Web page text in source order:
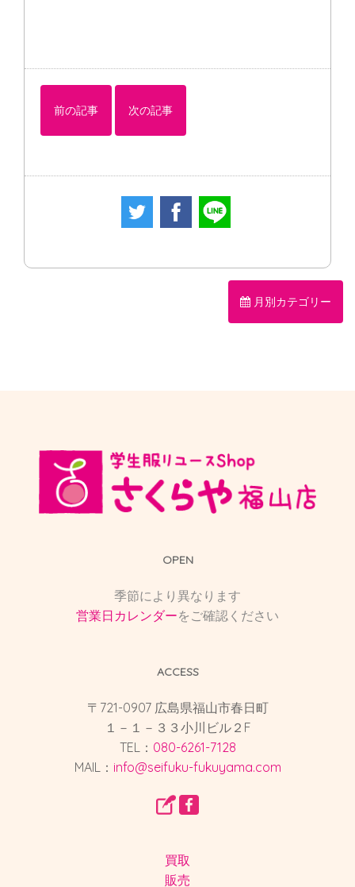
前の記事 次の記事
月別カテゴリー
OPEN
季節により異なります
営業日カレンダーをご確認ください
ACCESS
〒721-0907 広島県福山市春日町
１－１－３３小川ビル２F
TEL： 080-6261-7128
MAIL： info@seifuku-fukuyama.com
買取
販売